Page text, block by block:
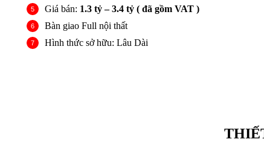
Giá bán: 1.3 tỷ – 3.4 tỷ ( đã gồm VAT )
Bàn giao Full nội thất
Hình thức sở hữu: Lâu Dài